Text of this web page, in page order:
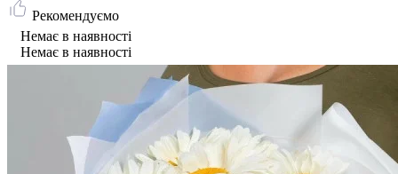
Рекомендуємо
Немає в наявності
Немає в наявності